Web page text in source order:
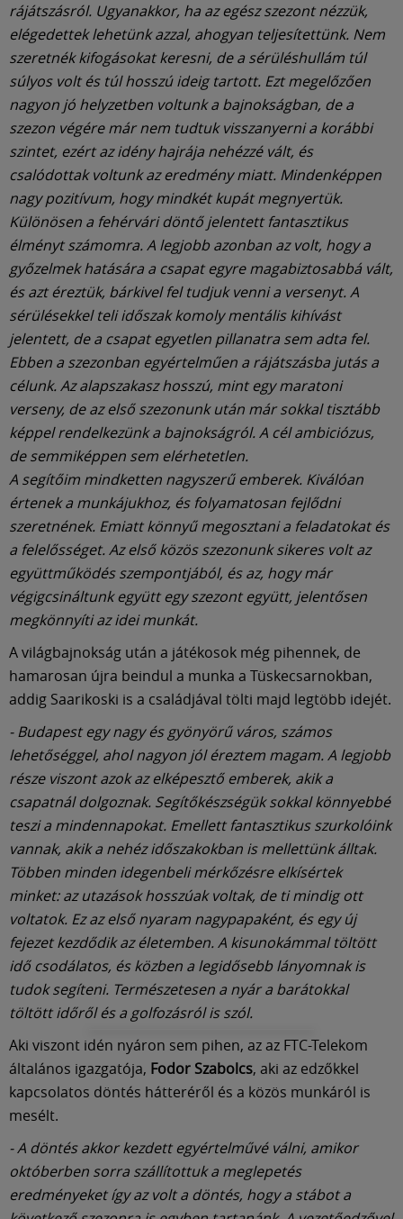
rájátszásról. Ugyanakkor, ha az egész szezont nézzük,
elégedettek lehetünk azzal, ahogyan teljesítettünk. Nem
szeretnék kifogásokat keresni, de a sérüléshullám túl
súlyos volt és túl hosszú ideig tartott. Ezt megelőzően
nagyon jó helyzetben voltunk a bajnokságban, de a
szezon végére már nem tudtuk visszanyerni a korábbi
szintet, ezért az idény hajrája nehézzé vált, és
csalódottak voltunk az eredmény miatt. Mindenképpen
nagy pozitívum, hogy mindkét kupát megnyertük.
Különösen a fehérvári döntő jelentett fantasztikus
élményt számomra. A legjobb azonban az volt, hogy a
győzelmek hatására a csapat egyre magabiztosabbá vált,
és azt éreztük, bárkivel fel tudjuk venni a versenyt. A
sérülésekkel teli időszak komoly mentális kihívást
jelentett, de a csapat egyetlen pillanatra sem adta fel.
Ebben a szezonban egyértelműen a rájátszásba jutás a
célunk. Az alapszakasz hosszú, mint egy maratoni
verseny, de az első szezonunk után már sokkal tisztább
képpel rendelkezünk a bajnokságról. A cél ambiciózus,
de semmiképpen sem elérhetetlen.
A segítőim mindketten nagyszerű emberek. Kiválóan
értenek a munkájukhoz, és folyamatosan fejlődni
szeretnének. Emiatt könnyű megosztani a feladatokat és
a felelősséget. Az első közös szezonunk sikeres volt az
együttműködés szempontjából, és az, hogy már
végigcsináltunk együtt egy szezont együtt, jelentősen
megkönnyíti az idei munkát.
A világbajnokság után a játékosok még pihennek, de
hamarosan újra beindul a munka a Tüskecsarnokban,
addig Saarikoski is a családjával tölti majd legtöbb idejét.
- Budapest egy nagy és gyönyörű város, számos
lehetőséggel, ahol nagyon jól éreztem magam. A legjobb
része viszont azok az elképesztő emberek, akik a
csapatnál dolgoznak. Segítőkészségük sokkal könnyebbé
teszi a mindennapokat. Emellett fantasztikus szurkolóink
vannak, akik a nehéz időszakokban is mellettünk álltak.
Többen minden idegenbeli mérkőzésre elkísértek
minket: az utazások hosszúak voltak, de ti mindig ott
voltatok. Ez az első nyaram nagypapaként, és egy új
fejezet kezdődik az életemben. A kisunokámmal töltött
idő csodálatos, és közben a legidősebb lányomnak is
tudok segíteni. Természetesen a nyár a barátokkal
töltött időről és a golfozásról is szól.
Aki viszont idén nyáron sem pihen, az az FTC-Telekom
általános igazgatója, Fodor Szabolcs, aki az edzőkkel
kapcsolatos döntés hátteréről és a közös munkáról is
mesélt.
- A döntés akkor kezdett egyértelművé válni, amikor
októberben sorra szállítottuk a meglepetés
eredményeket így az volt a döntés, hogy a stábot a